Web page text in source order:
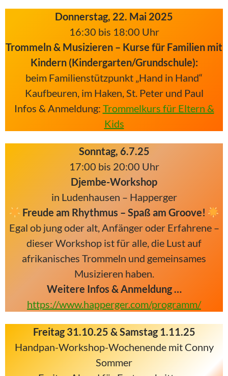
Donnerstag, 22. Mai 2025
16:30 bis 18:00 Uhr
Trommeln & Musizieren – Kurse für Familien mit
Kindern (Kindergarten/Grundschule):
beim Familienstützpunkt „Hand in Hand“
Kaufbeuren, im Haken, St. Peter und Paul
Infos & Anmeldung: Trommelkurs für Eltern &
Kids
Sonntag, 6.7.25
17:00 bis 20:00 Uhr
Djembe-Workshop
in Ludenhausen – Happerger
Freude am Rhythmus – Spaß am Groove!
Egal ob jung oder alt, Anfänger oder Erfahrene –
dieser Workshop ist für alle, die Lust auf
afrikanisches Trommeln und gemeinsames
Musizieren haben.
Weitere Infos & Anmeldung …
https://www.happerger.com/programm/
Freitag 31.10.25 & Samstag 1.11.25
Handpan-Workshop-Wochenende mit Conny
Sommer